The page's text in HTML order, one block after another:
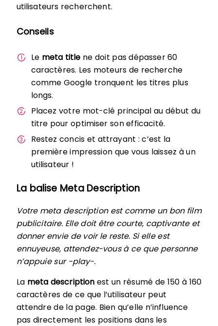
utilisateurs recherchent.
Conseils
Le meta title ne doit pas dépasser 60
caractères. Les moteurs de recherche
comme Google tronquent les titres plus
longs.
Placez votre mot-clé principal au début du
titre pour optimiser son efficacité.
Restez concis et attrayant : c’est la
première impression que vous laissez à un
utilisateur !
La balise Meta Description
Votre meta description est comme un bon film
publicitaire. Elle doit être courte, captivante et
donner envie de voir le reste. Si elle est
ennuyeuse, attendez-vous à ce que personne
n’appuie sur -play-.
La meta description est un résumé de 150 à 160
caractères de ce que l’utilisateur peut
attendre de la page. Bien qu’elle n’influence
pas directement les positions dans les